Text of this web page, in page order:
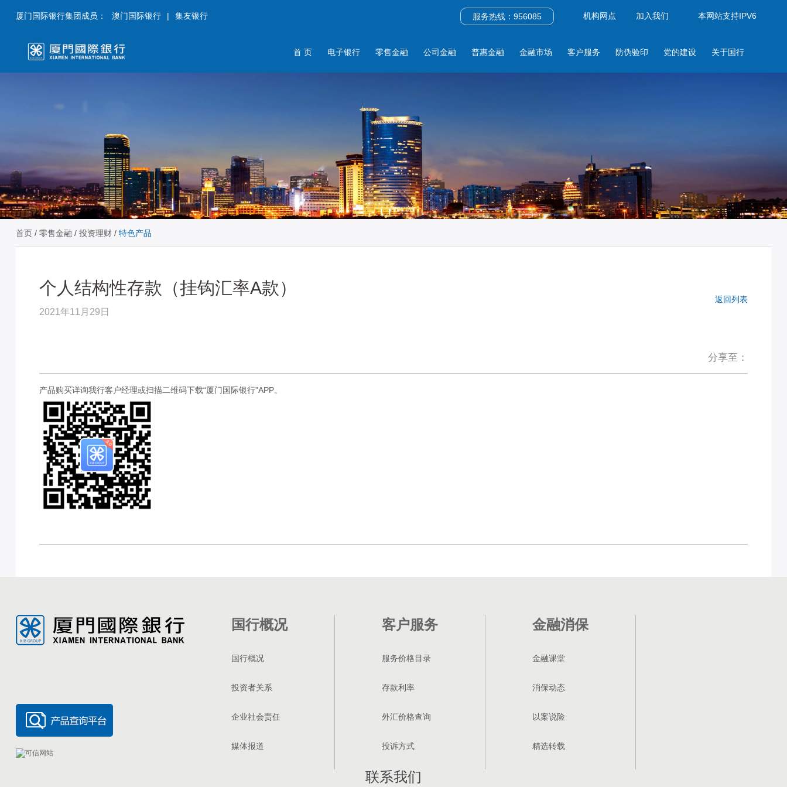
本网站支持IPV6
机构网点 加入我们
服务热线：956085
厦门国际银行集团成员： 澳门国际银行 | 集友银行
首 页 电子银行 零售金融 公司金融 普惠金融 金融市场 客户服务 防伪验印 党的建设 关于国行
首页/ 零售金融 / 投资理财/ 特色产品
个人结构性存款（挂钩汇率A款）
2021年11月29日
返回列表
分享至：
产品购买详询我行客户经理或扫描二维码下载“厦门国际银行”APP。
国行概况
国行概况
投资者关系
企业社会责任
媒体报道
客户服务
服务价格目录
存款利率
外汇价格查询
投诉方式
金融消保
金融课堂
消保动态
以案说险
精选转载
联系我们